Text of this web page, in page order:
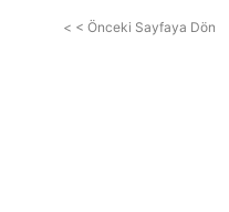
< < Önceki Sayfaya Dön